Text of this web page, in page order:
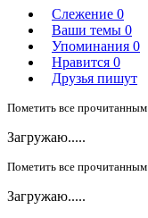
Слежение 0
Ваши темы 0
Упоминания 0
Нравится 0
Друзья пишут
Пометить все прочитанным
Загружаю.....
Пометить все прочитанным
Загружаю.....